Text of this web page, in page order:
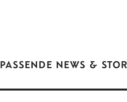
PASSENDE NEWS &